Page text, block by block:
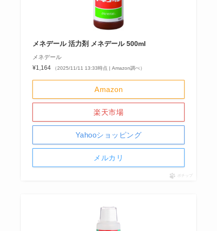
メネデール 活力剤 メネデール 500ml
メネデール
¥1,164
（2025/11/11 13:33時点 | Amazon調べ）
Amazon
楽天市場
Yahooショッピング
メルカリ
ポチップ